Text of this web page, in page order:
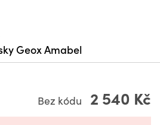
Geox Amabel
Bez kódu 2 540 Kč